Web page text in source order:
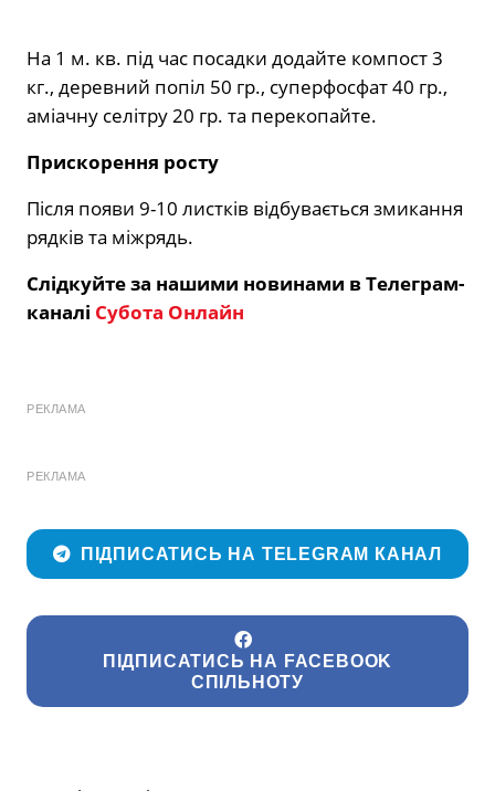
На 1 м. кв. під час посадки додайте компост 3
кг., деревний попіл 50 гр., суперфосфат 40 гр.,
аміачну селітру 20 гр. та перекопайте.
Прискорення росту
Після появи 9-10 листків відбувається змикання
рядків та міжрядь.
Слідкуйте за нашими новинами в Телеграм-
каналі Субота Онлайн
РЕКЛАМА
РЕКЛАМА
ПІДПИСАТИСЬ НА TELEGRAM КАНАЛ
ПІДПИСАТИСЬ НА FACEBOOK
СПІЛЬНОТУ